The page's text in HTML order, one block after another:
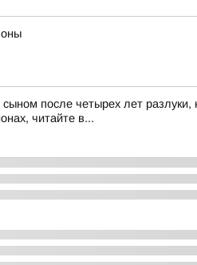
после четырех лет
читайте в...